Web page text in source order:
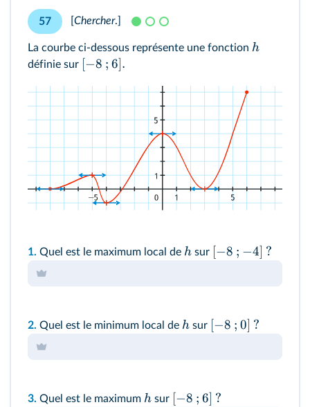
57 Chercher.]
La courbe ci-dessous représente une fonction h
définie sur [−8 ; 6].
1. Quel est le maximum local de h sur [−8 ; −4] ?
2. Quel est le minimum local de h sur [−8 ; 0] ?
3. Quel est le maximum h sur [−8 ; 6] ?